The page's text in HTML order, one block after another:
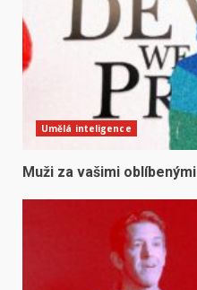
Umělá inteligence
Muži za vašimi